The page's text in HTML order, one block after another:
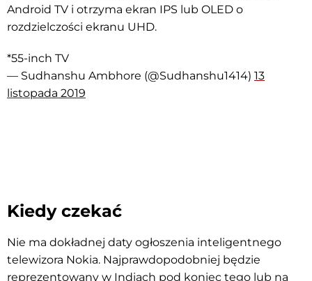
Android TV i otrzyma ekran IPS lub OLED o
rozdzielczości ekranu UHD.
*55-inch TV
— Sudhanshu Ambhore (@Sudhanshu1414) 13
listopada 2019
Kiedy czekać
Nie ma dokładnej daty ogłoszenia inteligentnego
telewizora Nokia. Najprawdopodobniej będzie
reprezentowany w Indiach pod koniec tego lub na